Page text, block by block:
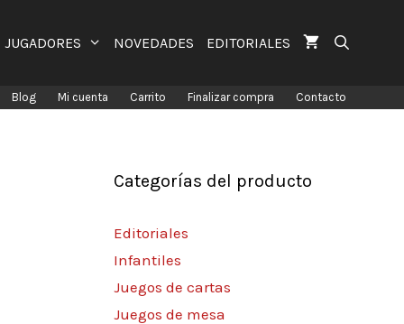
JUGADORES NOVEDADES EDITORIALES
Blog Mi cuenta Carrito Finalizar compra Contacto
Categorías del producto
Editoriales
Infantiles
Juegos de cartas
Juegos de mesa